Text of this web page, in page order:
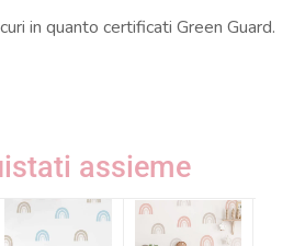
in quanto certificati Green Guard.
assieme